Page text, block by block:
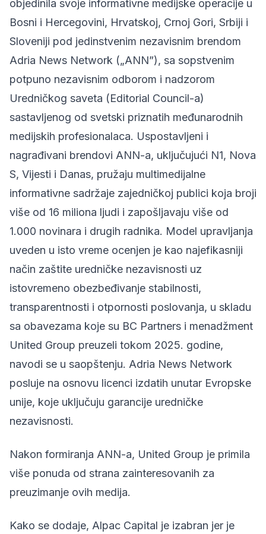
objedinila svoje informativne medijske operacije u
Bosni i Hercegovini, Hrvatskoj, Crnoj Gori, Srbiji i
Sloveniji pod jedinstvenim nezavisnim brendom
Adria News Network („ANN”), sa sopstvenim
potpuno nezavisnim odborom i nadzorom
Uredničkog saveta (Editorial Council-a)
sastavljenog od svetski priznatih međunarodnih
medijskih profesionalaca. Uspostavljeni i
nagrađivani brendovi ANN-a, uključujući N1, Nova
S, Vijesti i Danas, pružaju multimedijalne
informativne sadržaje zajedničkoj publici koja broji
više od 16 miliona ljudi i zapošljavaju više od
1.000 novinara i drugih radnika. Model upravljanja
uveden u isto vreme ocenjen je kao najefikasniji
način zaštite uredničke nezavisnosti uz
istovremeno obezbeđivanje stabilnosti,
transparentnosti i otpornosti poslovanja, u skladu
sa obavezama koje su BC Partners i menadžment
United Group preuzeli tokom 2025. godine,
navodi se u saopštenju. Adria News Network
posluje na osnovu licenci izdatih unutar Evropske
unije, koje uključuju garancije uredničke
nezavisnosti.
Nakon formiranja ANN-a, United Group je primila
više ponuda od strana zainteresovanih za
preuzimanje ovih medija.
Kako se dodaje, Alpac Capital je izabran jer je